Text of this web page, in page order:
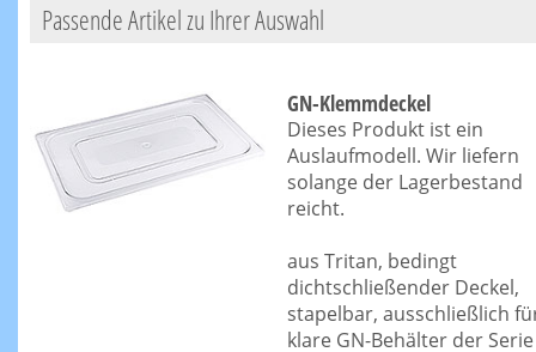
Passende Artikel zu Ihrer Auswahl
GN-Klemmdeckel
Dieses Produkt ist ein
Auslaufmodell. Wir liefern
solange der Lagerbestand
reicht.
aus Tritan, bedingt
dichtschließender Deckel,
stapelbar, ausschließlich
klare GN-Behälter der Serie